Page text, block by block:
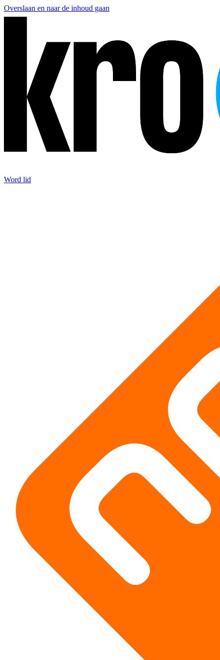
Overslaan en naar de inhoud gaan
Word lid